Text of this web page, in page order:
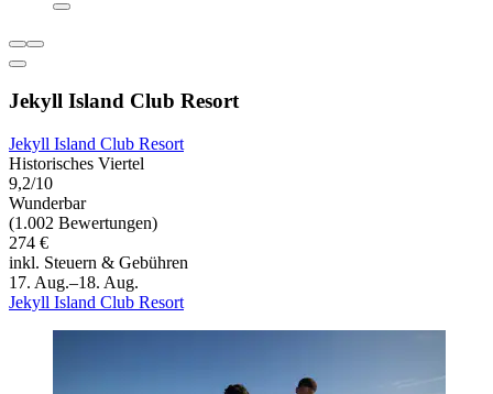
Jekyll Island Club Resort
Jekyll Island Club Resort
Historisches Viertel
9,2/10
Wunderbar
(1.002 Bewertungen)
274 €
inkl. Steuern & Gebühren
17. Aug.–18. Aug.
Jekyll Island Club Resort